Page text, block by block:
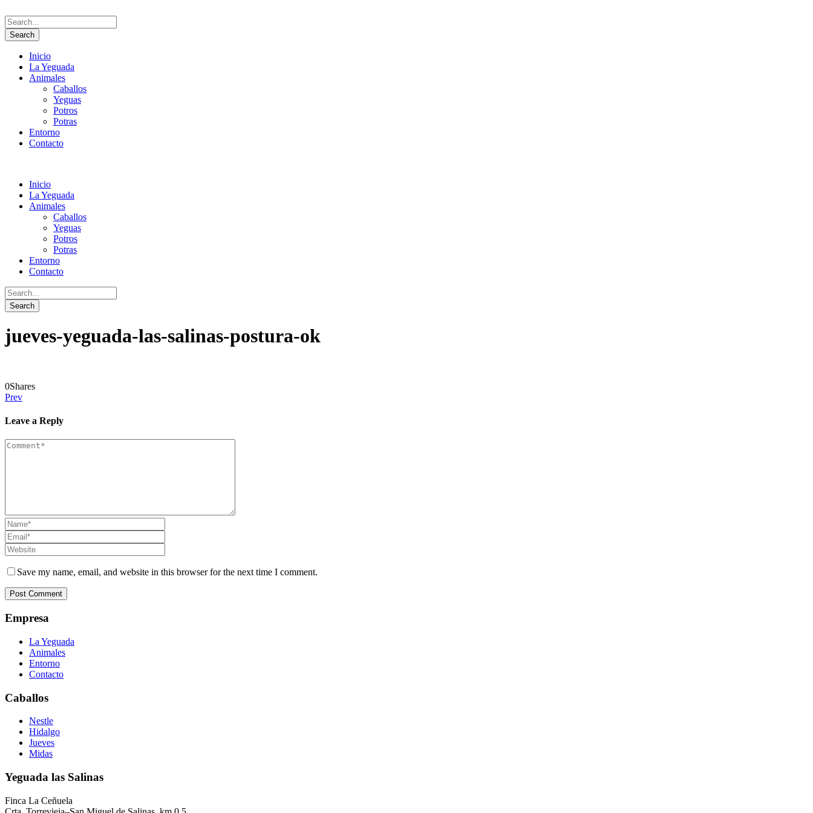
Inicio
La Yeguada
Animales
Caballos
Yeguas
Potros
Potras
Entorno
Contacto
Inicio
La Yeguada
Animales
Caballos
Yeguas
Potros
Potras
Entorno
Contacto
jueves-yeguada-las-salinas-postura-ok
0Shares
Prev
Leave a Reply
Save my name, email, and website in this browser for the next time I comment.
Empresa
La Yeguada
Animales
Entorno
Contacto
Caballos
Nestle
Hidalgo
Jueves
Midas
Yeguada las Salinas
Finca La Ceñuela